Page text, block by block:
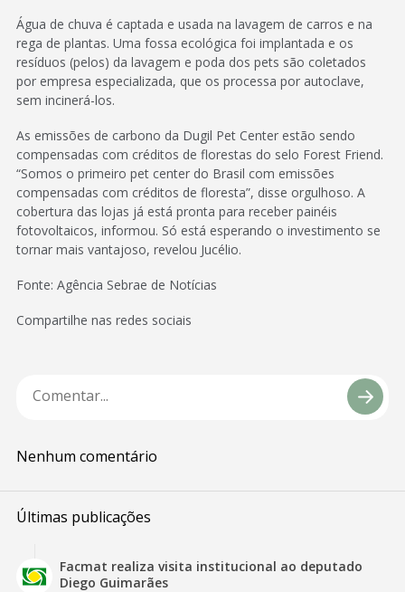
Água de chuva é captada e usada na lavagem de carros e na
rega de plantas. Uma fossa ecológica foi implantada e os
resíduos (pelos) da lavagem e poda dos pets são coletados
por empresa especializada, que os processa por autoclave,
sem incinerá-los.
As emissões de carbono da Dugil Pet Center estão sendo
compensadas com créditos de florestas do selo Forest Friend.
“Somos o primeiro pet center do Brasil com emissões
compensadas com créditos de floresta”, disse orgulhoso. A
cobertura das lojas já está pronta para receber painéis
fotovoltaicos, informou. Só está esperando o investimento se
tornar mais vantajoso, revelou Jucélio.
Fonte: Agência Sebrae de Notícias
Compartilhe nas redes sociais
Nenhum comentário
Últimas publicações
Facmat realiza visita institucional ao deputado
Diego Guimarães